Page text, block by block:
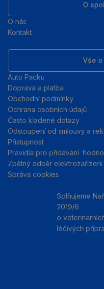
O
O nás
Kontakt
Vše
Auto Packu
Doprava a platba
Obchodní podmínky
Ochrana osobních údajů
Často kladené dotazy
Odstoupení od smlouvy a
Přístupnost
Pravidla pro přidávání
Zpětný odběr elektrozařízení
Správa cookies
Splňujeme
2019/6
o
léčivých